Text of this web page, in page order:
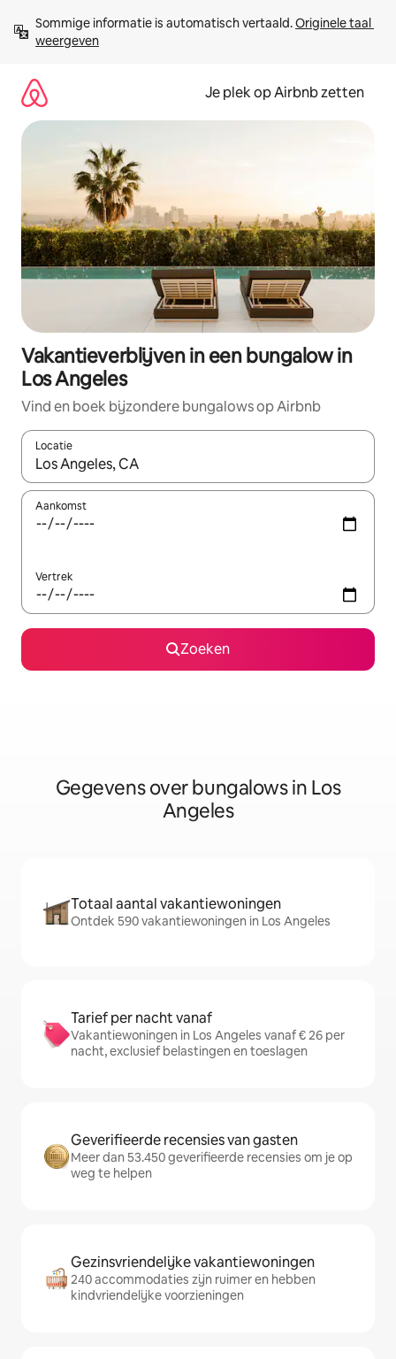
direct
naar
Sommige informatie is automatisch vertaald. Originele taal
weergeven
Je plek op Airbnb zetten
Vakantieverblijven in een bungalow in
Los Angeles
Vind en boek bijzondere bungalows op Airbnb
Locatie
Wanneer er resultaten beschikbaar zijn, maak je een keuze
Aankomst
Vertrek
Zoeken
Gegevens over bungalows in Los
Angeles
Totaal aantal vakantiewoningen
Ontdek 590 vakantiewoningen in Los Angeles
Tarief per nacht vanaf
Vakantiewoningen in Los Angeles vanaf € 26 per
nacht, exclusief belastingen en toeslagen
Geverifieerde recensies van gasten
Meer dan 53.450 geverifieerde recensies om je op
weg te helpen
Gezinsvriendelijke vakantiewoningen
240 accommodaties zijn ruimer en hebben
kindvriendelijke voorzieningen